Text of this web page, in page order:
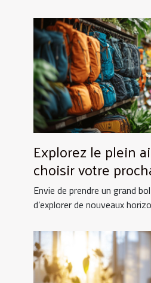
Explorez le plein
choisir votre
nature ?
Envie de prendre un grand
d’explorer de nouveaux